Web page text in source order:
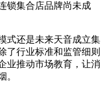
锁集合店品牌尚未成
式还是未来天音成立集
了行业标准和监管细则
业推动市场教育，让消
。